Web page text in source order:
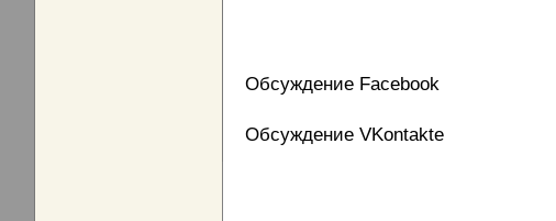
Обсуждение Facebook
Обсуждение VKontakte